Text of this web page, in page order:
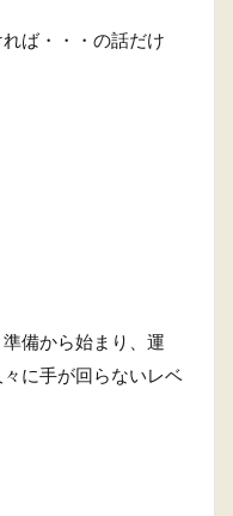
ば・・・の話だけ
備から始まり、運
に手が回らないレベ